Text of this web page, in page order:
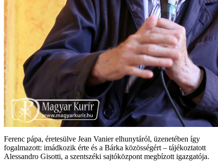
Ferenc pápa, éretesülve Jean Vanier elhunytáról, üzenetében így
fogalmazott: imádkozik érte és a Bárka közösségért – tájékoztatott
Alessandro Gisotti, a szentszéki sajtóközpont megbízott igazgatója.